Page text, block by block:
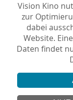
Autor*in:
Aktualisierung:
Vision Kino
zur
dabei
Website.
Daten findet